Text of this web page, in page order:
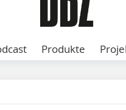
Produkte